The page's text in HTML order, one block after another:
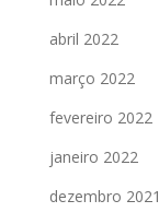
abril 2022
março 2022
fevereiro 2022
janeiro 2022
dezembro 2021